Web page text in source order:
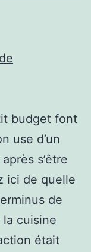
budget font
use d’un
s’être
ici de quelle
de
cuisine
était